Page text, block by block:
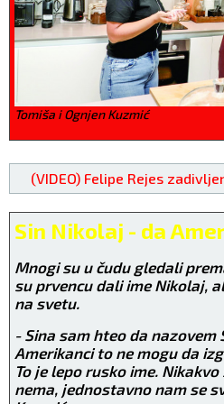
Tomiša i Ognjen Kuzmić
(VIDEO) Felipe Rejes
Sin Nikolaj - da
Mnogi su u čudu gledali
su prvencu dali ime Nikolaj,
na svetu.
- Sina sam hteo da nazovem
Amerikanci to ne mogu da
To je lepo rusko ime.
nema, jednostavno nam se